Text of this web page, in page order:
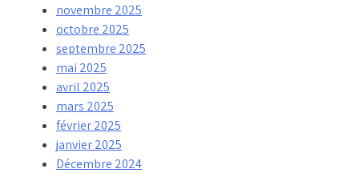
novembre 2025
octobre 2025
septembre 2025
mai 2025
avril 2025
mars 2025
février 2025
janvier 2025
Décembre 2024